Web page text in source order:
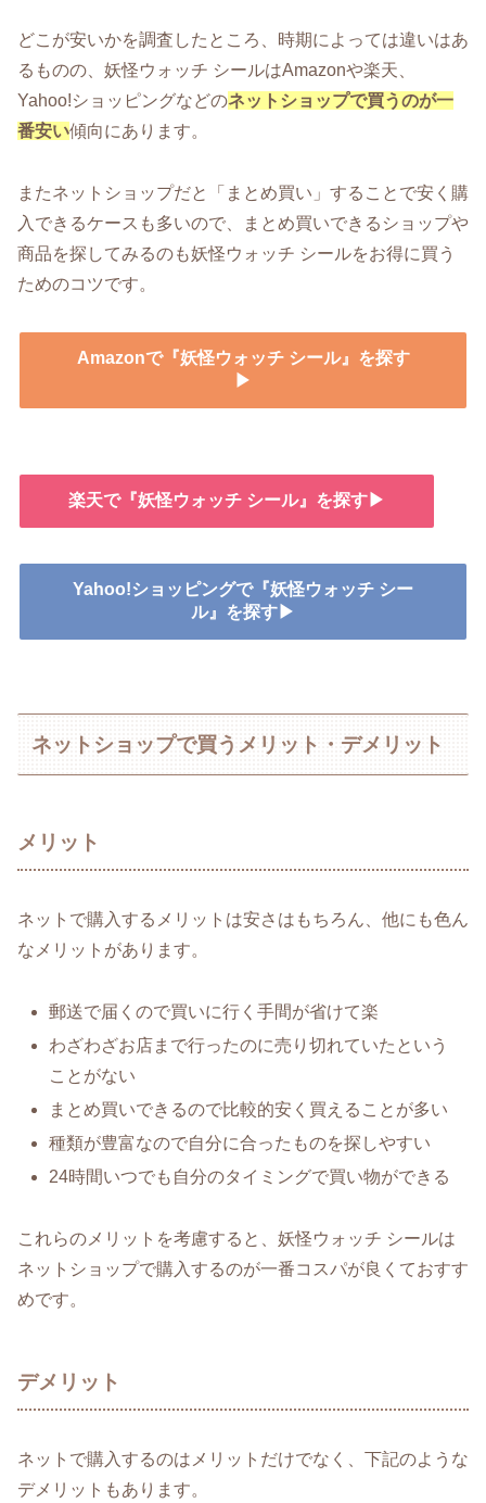
どこが安いかを調査したところ、時期によっては違いはあ
るものの、妖怪ウォッチ シールはAmazonや楽天、
Yahoo!ショッピングなどのネットショップで買うのが一
番安い傾向にあります。
またネットショップだと「まとめ買い」することで安く購
入できるケースも多いので、まとめ買いできるショップや
商品を探してみるのも妖怪ウォッチ シールをお得に買う
ためのコツです。
Amazonで『妖怪ウォッチ シール』を探す
▶
楽天で『妖怪ウォッチ シール』を探す▶
Yahoo!ショッピングで『妖怪ウォッチ シー
ル』を探す▶
ネットショップで買うメリット・デメリット
メリット
ネットで購入するメリットは安さはもちろん、他にも色ん
なメリットがあります。
郵送で届くので買いに行く手間が省けて楽
わざわざお店まで行ったのに売り切れていたという
ことがない
まとめ買いできるので比較的安く買えることが多い
種類が豊富なので自分に合ったものを探しやすい
24時間いつでも自分のタイミングで買い物ができる
これらのメリットを考慮すると、妖怪ウォッチ シールは
ネットショップで購入するのが一番コスパが良くておすす
めです。
デメリット
ネットで購入するのはメリットだけでなく、下記のような
デメリットもあります。